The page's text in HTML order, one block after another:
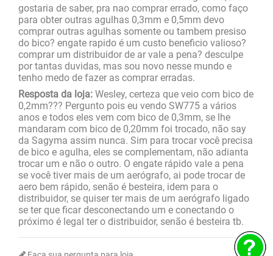
gostaria de saber, pra nao comprar errado, como faço
para obter outras agulhas 0,3mm e 0,5mm devo
comprar outras agulhas somente ou tambem presiso
do bico? engate rapido é um custo beneficio valioso?
comprar um distribuidor de ar vale a pena? desculpe
por tantas duvidas, mas sou novo nesse mundo e
tenho medo de fazer as comprar erradas.
Resposta da loja: Wesley, certeza que veio com bico de
0,2mm??? Pergunto pois eu vendo SW775 a vários
anos e todos eles vem com bico de 0,3mm, se lhe
mandaram com bico de 0,20mm foi trocado, não say
da Sagyma assim nunca. Sim para trocar você precisa
de bico e agulha, eles se complementam, não adianta
trocar um e não o outro. O engate rápido vale a pena
se você tiver mais de um aerógrafo, ai pode trocar de
aero bem rápido, senão é besteira, idem para o
distribuidor, se quiser ter mais de um aerógrafo ligado
se ter que ficar desconectando um e conectando o
próximo é legal ter o distribuidor, senão é besteira tb.